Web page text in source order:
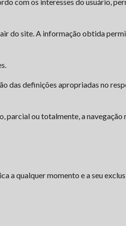
do site. A informação obtida
das definições apropriadas no
parcial ou totalmente, a navegação
a qualquer momento e a seu